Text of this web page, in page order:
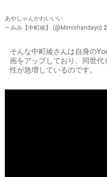
あやしゃんかわいいい
— みみ【中町綾】 (@Mimishandayo)
そんな中町綾さんは自身の
画をアップしており、同世
性が急増しているのです。